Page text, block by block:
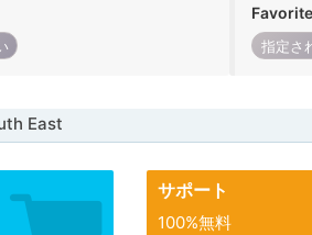
指定さ
East
サポート
100%無料